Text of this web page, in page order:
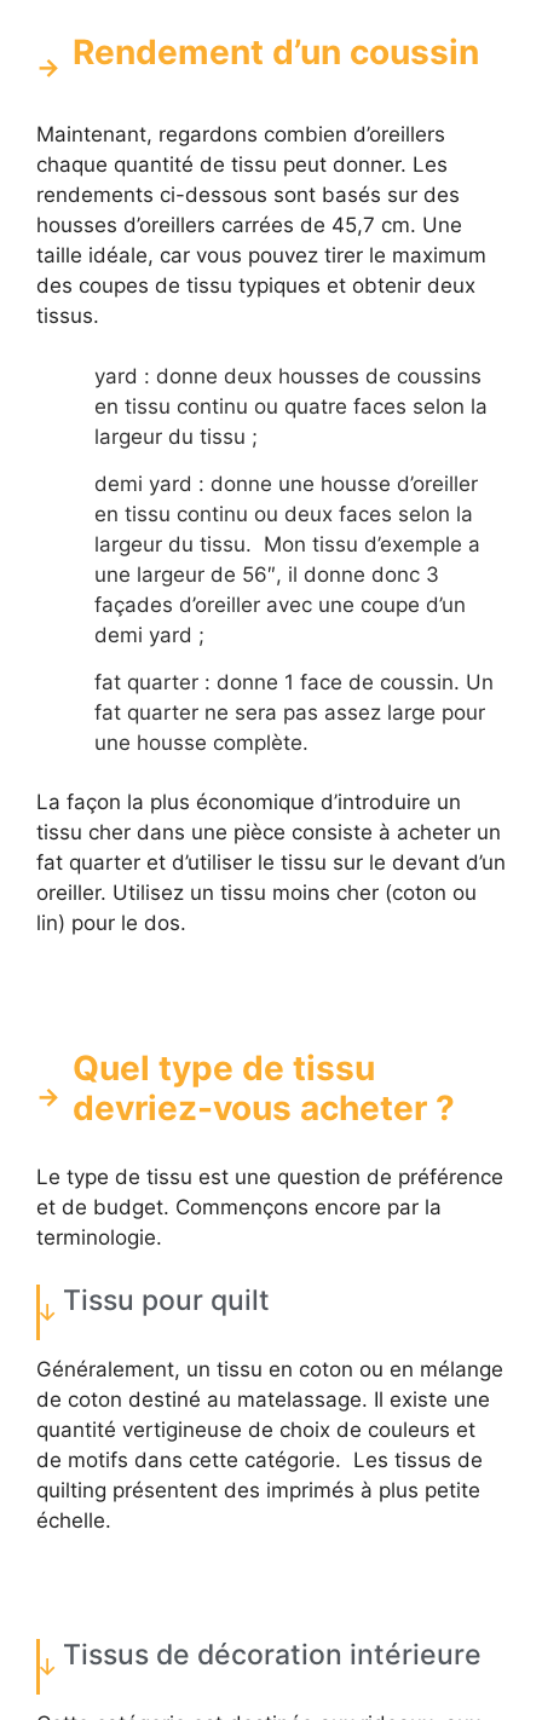
Rendement d’un coussin
Maintenant, regardons combien d’oreillers
chaque quantité de tissu peut donner. Les
rendements ci-dessous sont basés sur des
housses d’oreillers carrées de 45,7 cm. Une
taille idéale, car vous pouvez tirer le maximum
des coupes de tissu typiques et obtenir deux
tissus.
yard : donne deux housses de coussins
en tissu continu ou quatre faces selon la
largeur du tissu ;
demi yard : donne une housse d’oreiller
en tissu continu ou deux faces selon la
largeur du tissu. Mon tissu d’exemple a
une largeur de 56″, il donne donc 3
façades d’oreiller avec une coupe d’un
demi yard ;
fat quarter : donne 1 face de coussin. Un
fat quarter ne sera pas assez large pour
une housse complète.
La façon la plus économique d’introduire un
tissu cher dans une pièce consiste à acheter un
fat quarter et d’utiliser le tissu sur le devant d’un
oreiller. Utilisez un tissu moins cher (coton ou
lin) pour le dos.
Quel type de tissu
devriez-vous acheter ?
Le type de tissu est une question de préférence
et de budget. Commençons encore par la
terminologie.
Tissu pour quilt
Généralement, un tissu en coton ou en mélange
de coton destiné au matelassage. Il existe une
quantité vertigineuse de choix de couleurs et
de motifs dans cette catégorie. Les tissus de
quilting présentent des imprimés à plus petite
échelle.
Tissus de décoration intérieure